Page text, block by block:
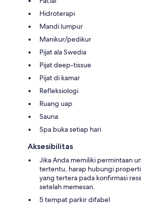
Hidroterapi
Mandi lumpur
Manikur/pedikur
Pijat ala Swedia
Pijat deep-tissue
Pijat di kamar
Refleksiologi
Ruang uap
Sauna
Spa buka setiap hari
Aksesibilitas
Jika Anda memiliki permintaan
tertentu, harap hubungi
yang tertera pada konfirmasi
setelah memesan.
5 tempat parkir difabel